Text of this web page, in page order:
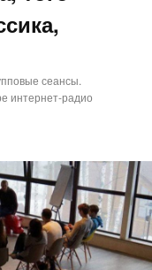
сеансы.
интернет-радио